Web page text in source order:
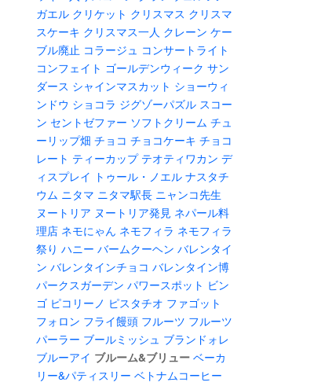
ガエル クリケット クリスマス クリスマ
スケーキ クリスマス一人 クレーン ケー
ブル廃止 コラージュ コンサートライト
コンフェイト ゴールデンウィーク サン
ダース シャインマスカット ショーウィ
ンドウ ショコラ ジグゾーパズル スコー
ン セントゼファー ソフトクリーム チュ
ーリップ畑 チョコ チョコケーキ チョコ
レート ティーカップ テオティワカン デ
ィスプレイ トゥール・ノエル ナスタチ
ウム ニタマ ニタマ駅長 ニャンコ先生
ヌートリア ヌートリア発見 ネパール料
理店 ネモにゃん ネモフィラ ネモフィラ
祭り ハニー バームクーヘン バレンタイ
ン バレンタインチョコ バレンタイン博
パークスガーデン パワースポット ビン
ゴ ピコリーノ ピスタチオ ファゴット
フォロン フライ饅頭 フルーツ フルーツ
パーラー ブールミッシュ ブランドォレ
ブルーアイ ブルーム&ブリュー ベーカ
リー&パティスリー ベトナムコーヒー